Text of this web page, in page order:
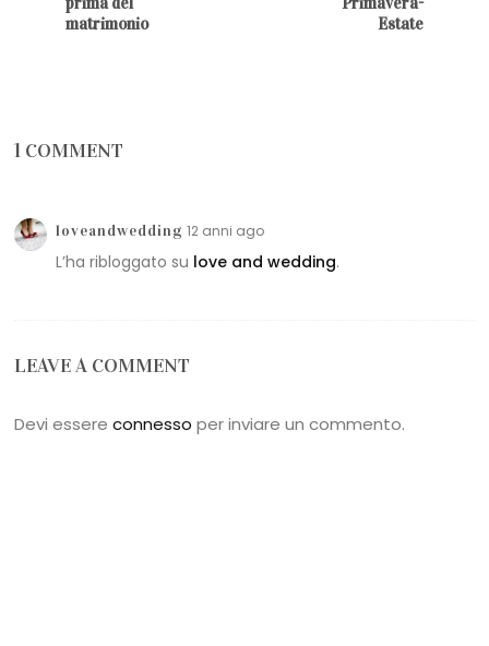
matrimonio
Estate
1 COMMENT
loveandwedding 12 anni ago
L’ha ribloggato su love and wedding.
LEAVE A COMMENT
Devi essereconnesso per inviare un commento.